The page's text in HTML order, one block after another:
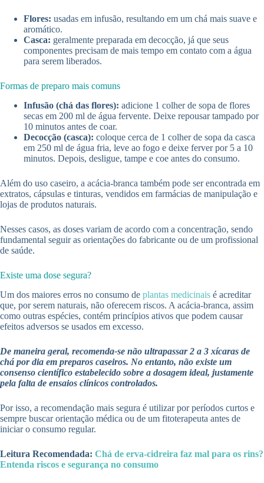
Flores: usadas em infusão, resultando em um chá mais suave e
aromático.
Casca: geralmente preparada em decocção, já que seus
componentes precisam de mais tempo em contato com a água
para serem liberados.
Formas de preparo mais comuns
Infusão (chá das flores): adicione 1 colher de sopa de flores
secas em 200 ml de água fervente. Deixe repousar tampado por
10 minutos antes de coar.
Decocção (casca): coloque cerca de 1 colher de sopa da casca
em 250 ml de água fria, leve ao fogo e deixe ferver por 5 a 10
minutos. Depois, desligue, tampe e coe antes do consumo.
Além do uso caseiro, a acácia-branca também pode ser encontrada em
extratos, cápsulas e tinturas, vendidos em farmácias de manipulação e
lojas de produtos naturais.
Nesses casos, as doses variam de acordo com a concentração, sendo
fundamental seguir as orientações do fabricante ou de um profissional
de saúde.
Existe uma dose segura?
Um dos maiores erros no consumo de plantas medicinais é acreditar
que, por serem naturais, não oferecem riscos. A acácia-branca, assim
como outras espécies, contém princípios ativos que podem causar
efeitos adversos se usados em excesso.
De maneira geral, recomenda-se não ultrapassar 2 a 3 xícaras de
chá por dia em preparos caseiros. No entanto, não existe um
consenso científico estabelecido sobre a dosagem ideal, justamente
pela falta de ensaios clínicos controlados.
Por isso, a recomendação mais segura é utilizar por períodos curtos e
sempre buscar orientação médica ou de um fitoterapeuta antes de
iniciar o consumo regular.
Leitura Recomendada: Chá de erva-cidreira faz mal para os rins?
Entenda riscos e segurança no consumo